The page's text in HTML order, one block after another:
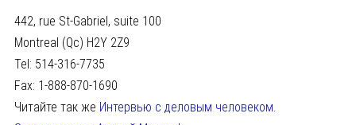
442, rue St-Gabriel, suite 100
Montreal (Qc) H2Y 2Z9
Tel: 514-316-7735
Fax: 1-888-870-1690
Читайте так же Интервью с деловым человеком.